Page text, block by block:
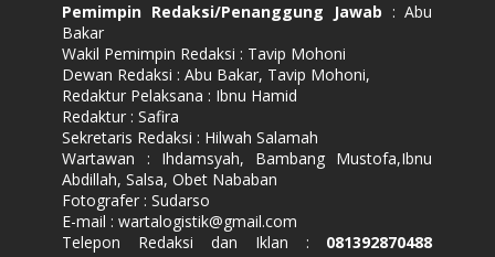
Pemimpin Redaksi/Penanggung Jawab : Abu
Bakar
Wakil Pemimpin Redaksi : Tavip Mohoni
Dewan Redaksi : Abu Bakar, Tavip Mohoni,
Redaktur Pelaksana : Ibnu Hamid
Redaktur : Safira
Sekretaris Redaksi : Hilwah Salamah
Wartawan : Ihdamsyah, Bambang Mustofa,Ibnu
Abdillah, Salsa, Obet Nababan
Fotografer : Sudarso
E-mail : wartalogistik@gmail.com
Telepon Redaksi dan Iklan : 081392870488